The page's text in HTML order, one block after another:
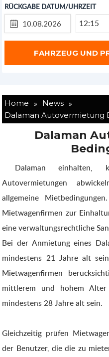
RÜCKGABE DATUM/UHRZEIT
12:15
Home » News »
Dalaman Autovermietung
Dalaman
Dalaman einhalten,
Autovermietungen
allgemeine
Mietwagenfirmen zur
eine verwaltungsrechtliche
Bei der Anmietung eines
mindestens 21 Jahre alt
Mietwagenfirmen
mittlerem und hohem
mindestens 28 Jahre alt sein.
Gleichzeitig prüfen
der Benutzer, die die zu